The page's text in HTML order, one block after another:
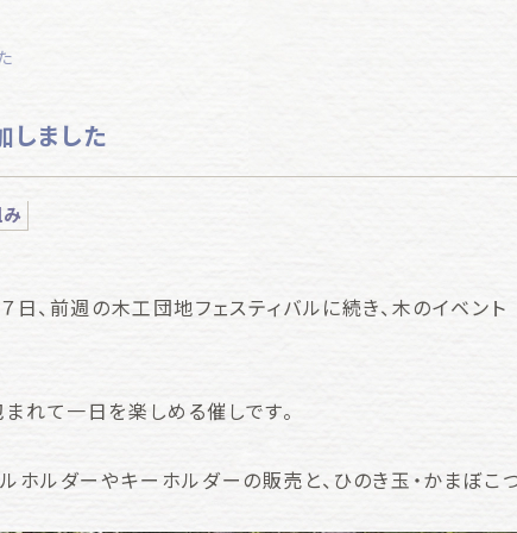
しました
み
日、前週の木工団地フェスティバルに続き、木のイベント
れて一日を楽しめる催しです。
ホルダーやキーホルダーの販売と、ひのき玉・かまぼこ